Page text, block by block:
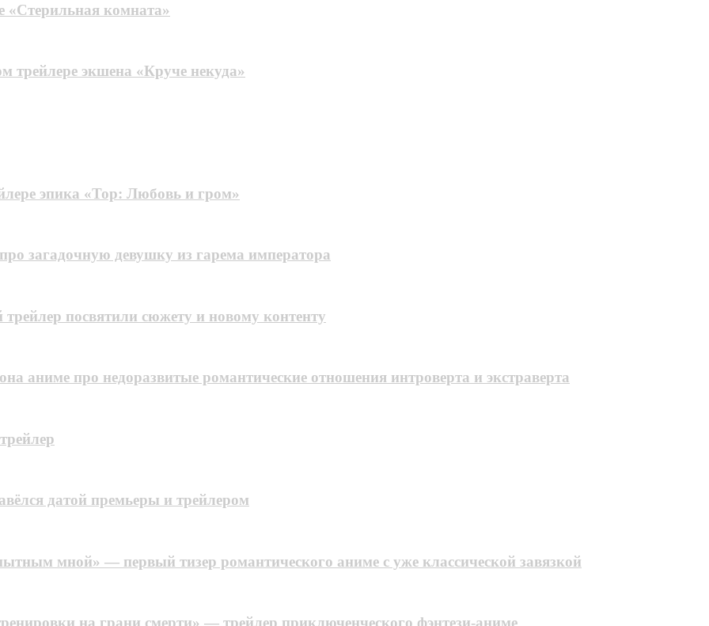
«Стерильная комната»
экшена «Круче некуда»
эпика «Тор: Любовь и гром»
загадочную девушку из гарема императора
посвятили сюжету и новому контенту
аниме про недоразвитые романтические отношения интроверта и экстраверта
датой премьеры и трейлером
мной» — первый тизер романтического аниме с уже классической завязкой
на грани смерти» — трейлер приключенческого фэнтези-аниме